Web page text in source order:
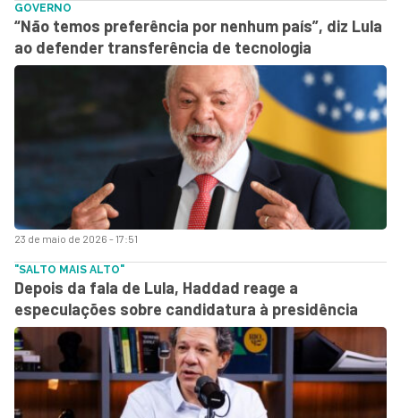
23 de maio de 2026 - 17:51
GOVERNO
“Não temos preferência por nenhum país”, diz Lula
ao defender transferência de tecnologia
"SALTO MAIS ALTO"
Depois da fala de Lula, Haddad reage a
especulações sobre candidatura à presidência